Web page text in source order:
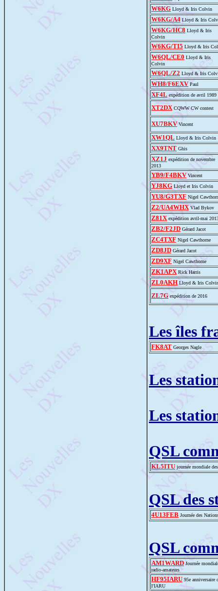
W6KG Lloyd & Iris Colvin
W6KG/A4 Lloyd & Iris
W6KG/HC8 Lloyd & Iris
Colvin
W6KG/TI5 Lloyd & Iris
W6QL/CE0 Lloyd & Iris
Colvin
W6QL/Z2 Lloyd & Iris
WH8/F6EXV Paul
XF4L expédition de avril 1989
XT2DX CQWW CW contest
XU7BKV Vincent
XW1QL Lloyd & Iris Colvin
XX9TNT Ghis
XZ1J expédition de novembre
2013
YB9/F4BKV Vincent
YJ8KG Lloyd et Iris Colvin
YU8/G3TXF Nigel
Z2/UA4WHX Vlad Bykov
Z81X expédition avril-mai
ZB2/F2JD Gérard Jacot
ZC4TXF Nigel Cawthorne
ZD8JD Gérard Jacot
ZD9XF Nigel Cawthorne
ZK1APX Rick Harris
ZL0AKH Lloyd & Iris
ZL7G expédition de 2016
Les îles
FK8AT Georges Nagle
Les
Les
QSL
KL5ITU journée mondiale
QSL des
4U13FEB Journée des
QSL
AM1WARD Journée
radio-amateurs
HF95IARU 95e anniversaire
l'IARU